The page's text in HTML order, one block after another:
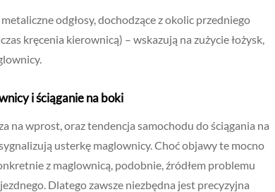
odgłosy, dochodzące z okolic przedniego
kręcenia kierownicą) – wskazują na zużycie łożysk,
i ściąganie na boki
na wprost, oraz tendencja samochodu do ściągania na
usterkę maglownicy. Choć objawy te mocno
z maglownicą, podobnie, źródłem problemu
Dlatego zawsze niezbędna jest precyzyjna